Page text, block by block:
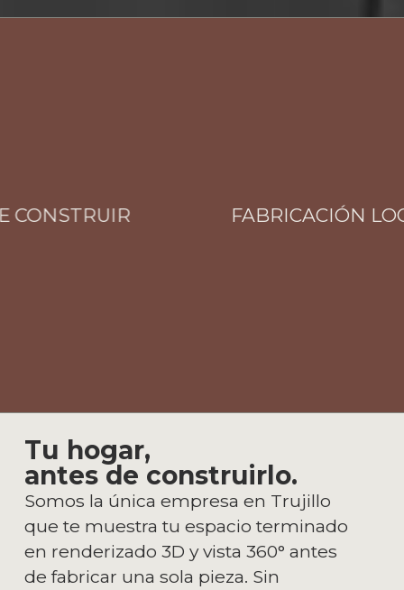
FABRICACIÓN LOCAL
Tu hogar,
antes de construirlo.
Somos la única empresa en Trujillo
que te muestra tu espacio terminado
en renderizado 3D y vista 360° antes
de fabricar una sola pieza. Sin